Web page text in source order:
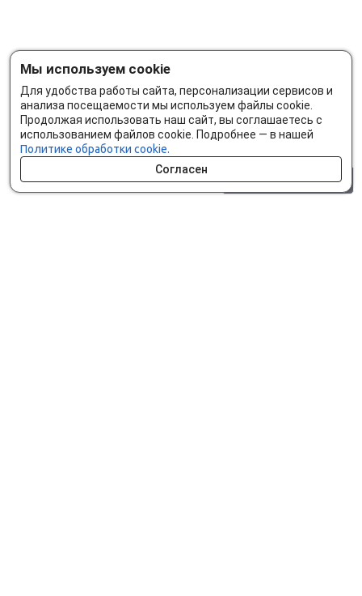
Мы используем cookie
Для удобства работы сайта, персонализации сервисов и
анализа посещаемости мы используем файлы cookie.
Продолжая использовать наш сайт, вы соглашаетесь с
использованием файлов cookie. Подробнее — в нашей
Политике обработки cookie.
Согласен